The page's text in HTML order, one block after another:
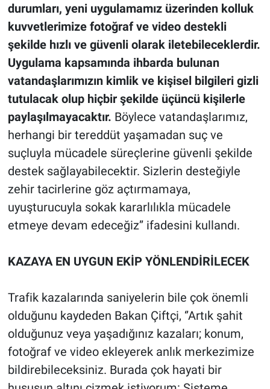
durumları, yeni uygulamamız üzerinden kolluk
kuvvetlerimize fotoğraf ve video destekli
şekilde hızlı ve güvenli olarak iletebileceklerdir.
Uygulama kapsamında ihbarda bulunan
vatandaşlarımızın kimlik ve kişisel bilgileri gizli
tutulacak olup hiçbir şekilde üçüncü kişilerle
paylaşılmayacaktır. Böylece vatandaşlarımız,
herhangi bir tereddüt yaşamadan suç ve
suçluyla mücadele süreçlerine güvenli şekilde
destek sağlayabilecektir. Sizlerin desteğiyle
zehir tacirlerine göz açtırmamaya,
uyuşturucuyla sokak kararlılıkla mücadele
etmeye devam edeceğiz’’ ifadesini kullandı.
KAZAYA EN UYGUN EKİP YÖNLENDİRİLECEK
Trafik kazalarında saniyelerin bile çok önemli
olduğunu kaydeden Bakan Çiftçi, ‘’Artık şahit
olduğunuz veya yaşadığınız kazaları; konum,
fotoğraf ve video ekleyerek anlık merkezimize
bildirebileceksiniz. Burada çok hayati bir